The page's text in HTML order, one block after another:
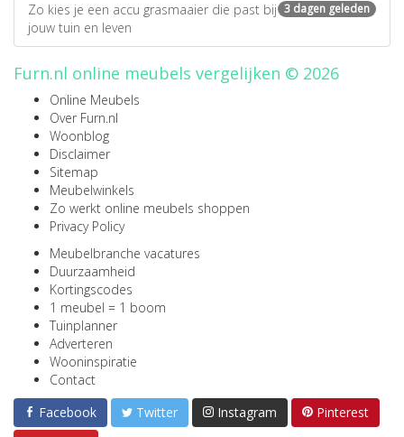
3 dagen geleden
Zo kies je een accu grasmaaier die past bij
jouw tuin en leven
Furn.nl online meubels vergelijken © 2026
Online Meubels
Over Furn.nl
Woonblog
Disclaimer
Sitemap
Meubelwinkels
Zo werkt online meubels shoppen
Privacy Policy
Meubelbranche vacatures
Duurzaamheid
Kortingscodes
1 meubel = 1 boom
Tuinplanner
Adverteren
Wooninspiratie
Contact
Facebook
Twitter Instagram
Pinterest